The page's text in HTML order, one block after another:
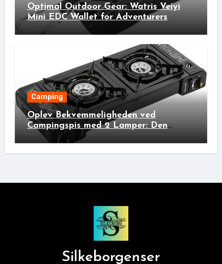
Optimal Outdoor Gear: Watris Veiyi
Mini EDC Wallet for Adventurers
Camping
Oplev Bekvemmeligheden ved
Campingspis med 2 Lamper: Den
Ideelle Bivakpartner!
Silkeborgenser